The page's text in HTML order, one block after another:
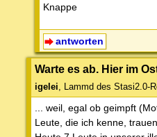
Knappe
antworten
Warte es ab. Hier im
igelei Lammd des Stasi2.0-
... weil, egal ob geimpft
Leute, die ich kenne,